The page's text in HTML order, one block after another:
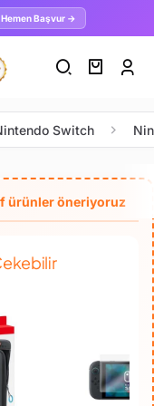
Hemen Başvur →
Switch